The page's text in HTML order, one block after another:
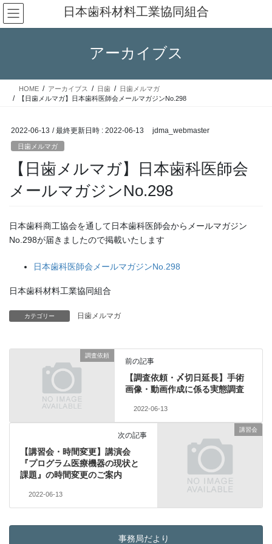
コ
ン
テ
ス
ナ
ビ
ゲ
ン
日本歯科材料工業協同組合
アーカイブス
HOME アーカイブス 日歯
日歯メルマガ
【日歯メルマガ】日本歯科医師会メールマガジンNo.298
2022-06-13 / 最終更新日時 : 2022-06-13 jdma_webmaster
日歯メルマガ
【日歯メルマガ】日本歯科医師会
メールマガジンNo.298
日本歯科商工協会を通して日本歯科医師会からメールマガジン
No.298が届きましたので掲載いたします
日本歯科医師会メールマガジンNo.298
日本歯科材料工業協同組合
カテゴリー 日歯メルマガ
調査依頼
前の記事
【調査依頼・〆切日延長】手術
画像・動画作成に係る実態調査
2022-06-13
講習会
次の記事
【講習会・時間変更】講演会
『プログラム医療機器の現状と
課題』の時間変更のご案内
2022-06-13
事務局だより